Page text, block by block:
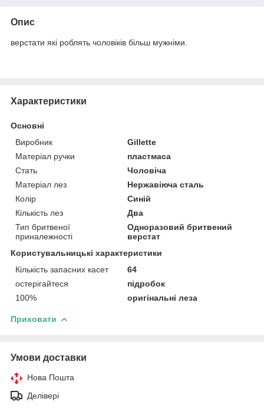
Опис
верстати які роблять чоловіків більш мужніми.
Характеристики
Основні
Виробник
Gillette
Матеріал ручки
пластмаса
Стать
Чоловіча
Матеріал лез
Нержавіюча сталь
Колір
Синій
Кількість лез
Два
Тип бритвеної
приналежності
Одноразовий бритвений
верстат
Користувальницькі характеристики
Кількість запасних касет
64
остерігайтеся
підробок
100%
оригінальні леза
Приховати
Умови доставки
Нова Пошта
Делівері